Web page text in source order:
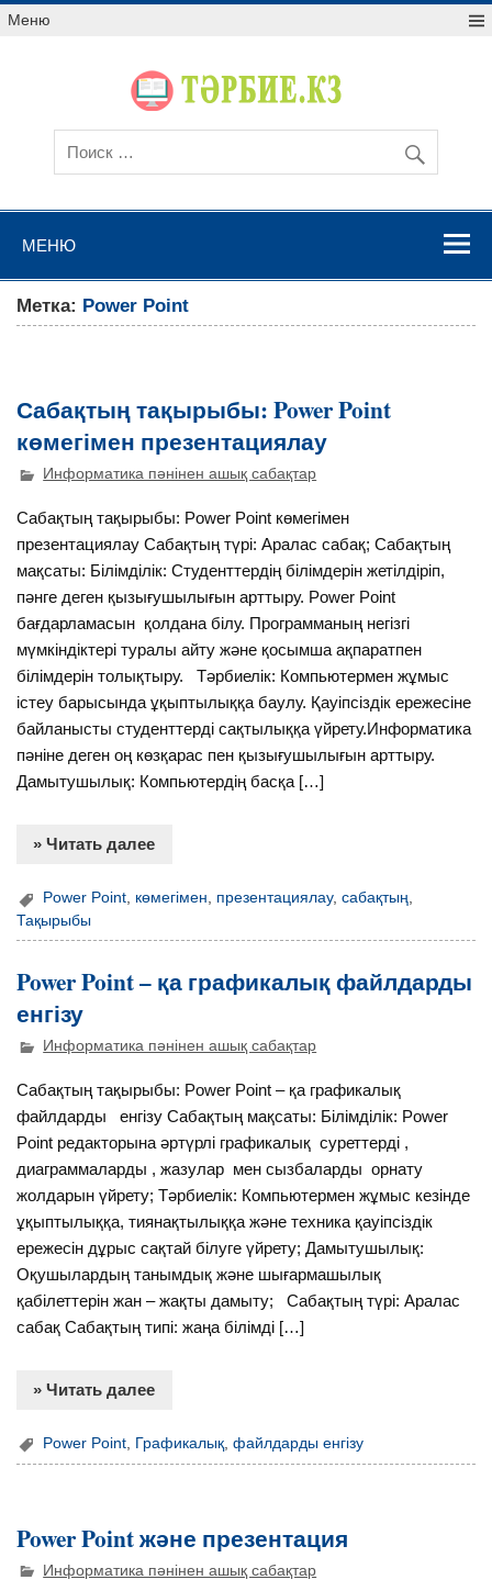
Меню
МЕНЮ
Метка: Power Point
Сабақтың тақырыбы: Power Point
көмегімен презентациялау
Информатика пәнінен ашық сабақтар
Сабақтың тақырыбы: Power Point көмегімен
презентациялау Сабақтың түрі: Аралас сабақ; Сабақтың
мақсаты: Білімділік: Студенттердің білімдерін жетілдіріп,
пәнге деген қызығушылығын арттыру. Power Point
бағдарламасын қолдана білу. Программаның негізгі
мүмкіндіктері туралы айту және қосымша ақпаратпен
білімдерін толықтыру. Тәрбиелік: Компьютермен жұмыс
істеу барысында ұқыптылыққа баулу. Қауіпсіздік ережесіне
байланысты студенттерді сақтылыққа үйрету.Информатика
пәніне деген оң көзқарас пен қызығушылығын арттыру.
Дамытушылық: Компьютердің басқа […]
» Читать далее
Power Point, көмегімен, презентациялау,сабақтың,
Тақырыбы
Power Point – қа графикалық файлдарды
енгізу
Информатика пәнінен ашық сабақтар
Сабақтың тақырыбы: Power Point – қа графикалық
файлдарды енгізу Сабақтың мақсаты: Білімділік: Power
Point редакторына әртүрлі графикалық суреттерді ,
диаграммаларды , жазулар мен сызбаларды орнату
жолдарын үйрету; Тәрбиелік: Компьютермен жұмыс кезінде
ұқыптылыққа, тиянақтылыққа және техника қауіпсіздік
ережесін дұрыс сақтай білуге үйрету; Дамытушылық:
Оқушылардың танымдық және шығармашылық
қабілеттерін жан – жақты дамыту; Сабақтың түрі: Аралас
сабақ Сабақтың типі: жаңа білімді […]
» Читать далее
Power Point, Графикалық,файлдарды енгізу
Power Point және презентация
Информатика пәнінен ашық сабақтар